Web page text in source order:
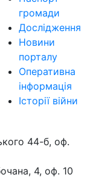
громади
Дослідження
Новини
порталу
Оперативна
інформація
Історії війни
44-б, оф.
4, оф. 10